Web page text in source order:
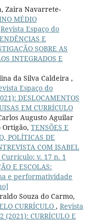
Zaira Navarrete-
MÉDIO
Revista Espaço do
E
SOBRE AS
INTEGRADOS E
da Silva Caldeira ,
Espaço do
DESLOCAMENTOS
EM CURRÍCULO
Augusto Aguilar
Ortigão, TENSÕES E
POLÍTICAS DE
COM ISABEL
Currículo: v. 17 n. 1
E ESCOLAS:
e performatividade
Souza do Carmo,
CURRÍCULO , Revista
CURRÍCULO E